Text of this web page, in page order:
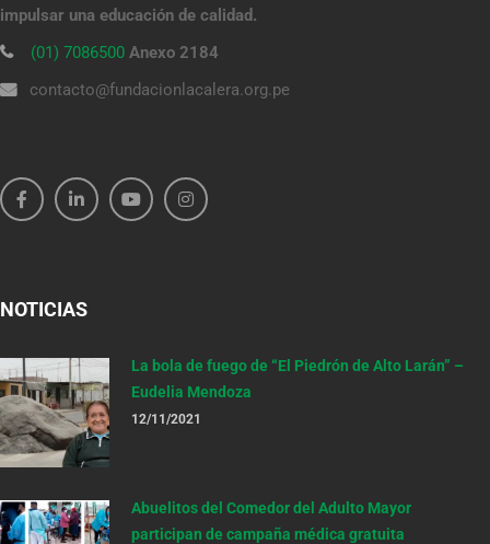
impulsar una educación de calidad.
(01) 7086500 Anexo 2184
contacto@fundacionlacalera.org.pe
NOTICIAS
La bola de fuego de “El Piedrón de Alto Larán” –
Eudelia Mendoza
12/11/2021
Abuelitos del Comedor del Adulto Mayor
participan de campaña médica gratuita